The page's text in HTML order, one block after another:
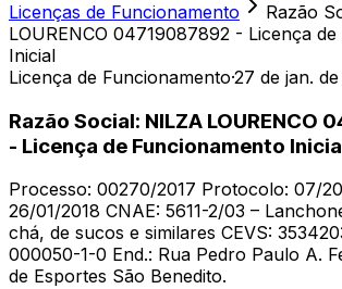
Licenças de Funcionamento
Razão
LOURENCO 04719087892 - Licença
Inicial
Licença de Funcionamento·27 de jan. de
Razão Social: NILZA LOURENCO
- Licença de Funcionamento
Processo: 00270/2017 Protocolo: 07/
26/01/2018 CNAE: 5611-2/03 –
chá, de sucos e similares CEVS:
000050-1-0 End.: Rua Pedro Paulo A.
de Esportes São Benedito.